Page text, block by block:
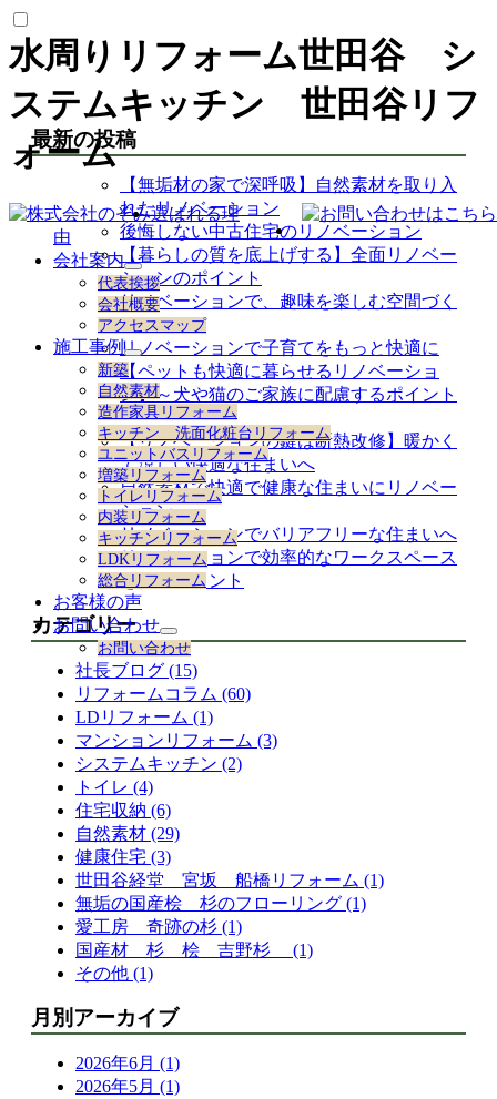
水周りリフォーム世田谷 シ
ステムキッチン 世田谷リフ
ォーム
選ばれる理
由
会社案内
サ
ブ
メ
ニ
ュ
ー
を
展
開
代表挨拶
会社概要
アクセスマップ
施工事例
サ
ブ
メ
ニ
ュ
ー
を
展
開
新築
自然素材
造作家具リフォーム
キッチン 洗面化粧台リフォーム
ユニットバスリフォーム
増築リフォーム
トイレリフォーム
内装リフォーム
キッチンリフォーム
LDKリフォーム
総合リフォーム
お客様の声
お問い合わせ
サ
ブ
メ
ニ
ュ
ー
を
お問い合わせ
最新の投稿
【無垢材の家で深呼吸】自然素材を取り入
れたリノベーション
後悔しない中古住宅のリノベーション
【暮らしの質を底上げする】全面リノベー
ションのポイント
リノベーションで、趣味を楽しむ空間づく
り
リノベーションで子育てをもっと快適に
【ペットも快適に暮らせるリノベーショ
ン】～犬や猫のご家族に配慮するポイント
～
【リノベーションの鍵は断熱改修】暖かく
て涼しい快適な住まいへ
自然素材で快適で健康な住まいにリノベー
ション
リノベーションでバリアフリーな住まいへ
リノベーションで効率的なワークスペース
を作るポイント
カテゴリー
社長ブログ (15)
リフォームコラム (60)
LDリフォーム (1)
マンションリフォーム (3)
システムキッチン (2)
トイレ (4)
住宅収納 (6)
自然素材 (29)
健康住宅 (3)
世田谷経堂 宮坂 船橋リフォーム (1)
無垢の国産桧 杉のフローリング (1)
愛工房 奇跡の杉 (1)
国産材 杉 桧 吉野杉 (1)
その他 (1)
月別アーカイブ
2026年6月 (1)
2026年5月 (1)